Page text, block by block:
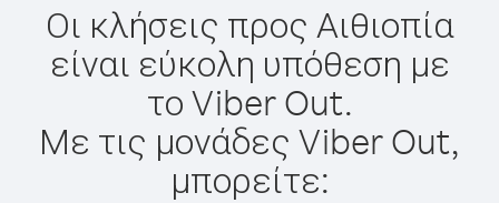
Οι κλήσεις προς Αιθιοπία
είναι εύκολη υπόθεση με
το Viber Out.
Με τις μονάδες Viber Out,
μπορείτε: